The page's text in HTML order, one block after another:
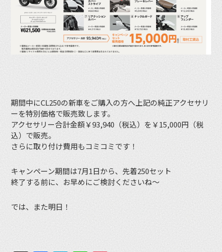
期間中にCL250の新車をご購入の方へ上記の純正アクセサリ
ーを特別価格で販売致します。
アクセサリー合計金額￥93,940（税込）を￥15,000円（税
込）で販売。
さらに取り付け費用もコミコミです！
キャンペーン期間は7月1日から、先着250セット
終了する前に、お早めにご検討くださいね〜
では、また明日！